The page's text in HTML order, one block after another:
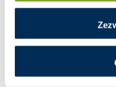
GŁÓWNE ZALETY:
idealny do montażu
12 lat gwarancji